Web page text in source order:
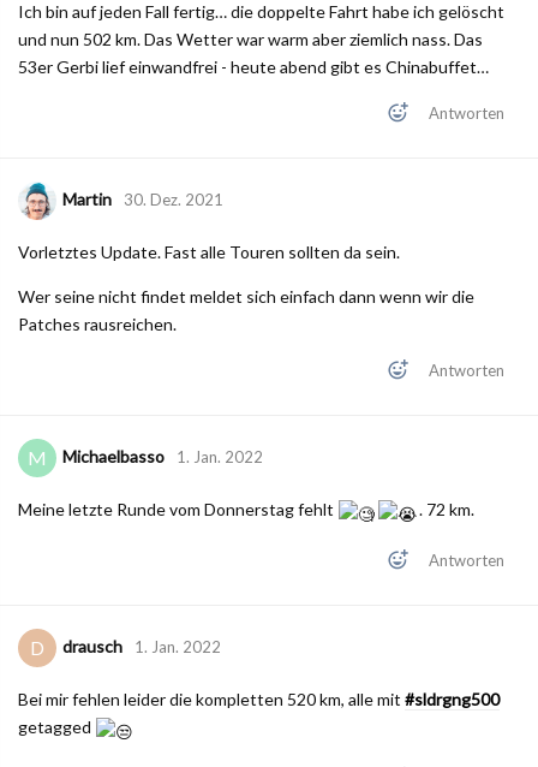
Ich bin auf jeden Fall fertig… die doppelte Fahrt habe ich gelöscht
und nun 502 km. Das Wetter war warm aber ziemlich nass. Das
53er Gerbi lief einwandfrei - heute abend gibt es Chinabuffet…
Antworten
Martin 30. Dez. 2021
Vorletztes Update. Fast alle Touren sollten da sein.
Wer seine nicht findet meldet sich einfach dann wenn wir die
Patches rausreichen.
Antworten
M Michaelbasso 1. Jan. 2022
Meine letzte Runde vom Donnerstag fehlt . 72 km.
Antworten
D drausch 1. Jan. 2022
Bei mir fehlen leider die kompletten 520 km, alle mit #sldrgng500
getagged